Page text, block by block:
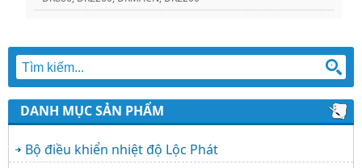
DANH MỤC SẢN PHẨM
Bộ điều khiển nhiệt độ Lộc Phát